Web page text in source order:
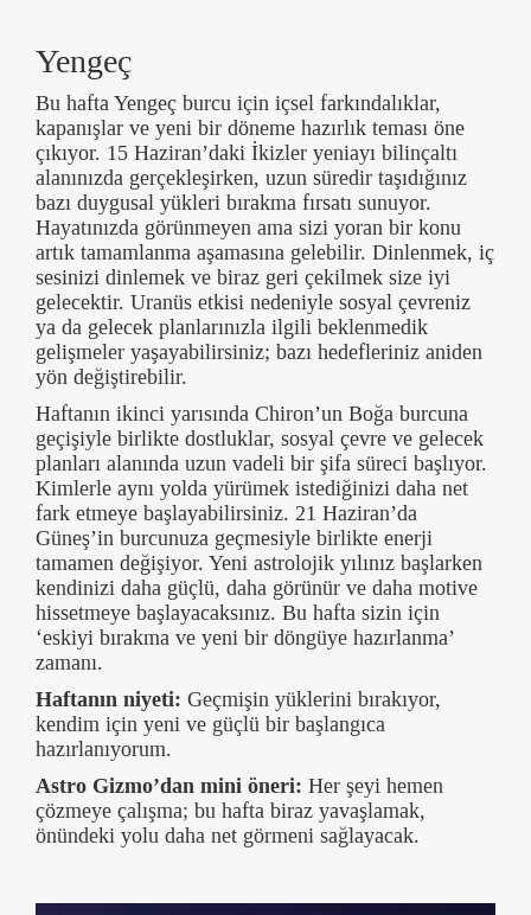
Yengeç
Bu hafta Yengeç burcu için içsel farkındalıklar,
kapanışlar ve yeni bir döneme hazırlık teması öne
çıkıyor. 15 Haziran’daki İkizler yeniayı bilinçaltı
alanınızda gerçekleşirken, uzun süredir taşıdığınız
bazı duygusal yükleri bırakma fırsatı sunuyor.
Hayatınızda görünmeyen ama sizi yoran bir konu
artık tamamlanma aşamasına gelebilir. Dinlenmek, iç
sesinizi dinlemek ve biraz geri çekilmek size iyi
gelecektir. Uranüs etkisi nedeniyle sosyal çevreniz
ya da gelecek planlarınızla ilgili beklenmedik
gelişmeler yaşayabilirsiniz; bazı hedefleriniz aniden
yön değiştirebilir.
Haftanın ikinci yarısında Chiron’un Boğa burcuna
geçişiyle birlikte dostluklar, sosyal çevre ve gelecek
planları alanında uzun vadeli bir şifa süreci başlıyor.
Kimlerle aynı yolda yürümek istediğinizi daha net
fark etmeye başlayabilirsiniz. 21 Haziran’da
Güneş’in burcunuza geçmesiyle birlikte enerji
tamamen değişiyor. Yeni astrolojik yılınız başlarken
kendinizi daha güçlü, daha görünür ve daha motive
hissetmeye başlayacaksınız. Bu hafta sizin için
‘eskiyi bırakma ve yeni bir döngüye hazırlanma’
zamanı.
Haftanın niyeti: Geçmişin yüklerini bırakıyor,
kendim için yeni ve güçlü bir başlangıca
hazırlanıyorum.
Astro Gizmo’dan mini öneri: Her şeyi hemen
çözmeye çalışma; bu hafta biraz yavaşlamak,
önündeki yolu daha net görmeni sağlayacak.